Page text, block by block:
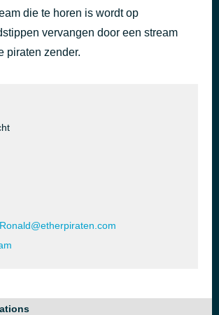
(31-07-2020)
2 dagen geleden
die te horen is wordt op
vervangen door een stream
piraten zender.
Ronald@etherpiraten.com